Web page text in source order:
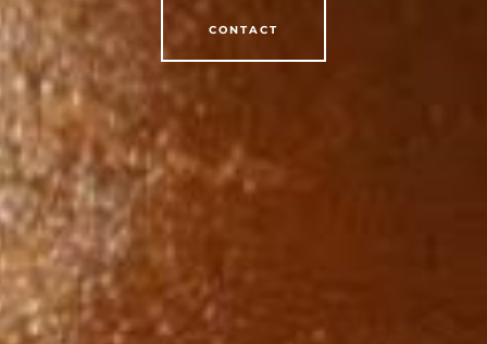
CONTACT